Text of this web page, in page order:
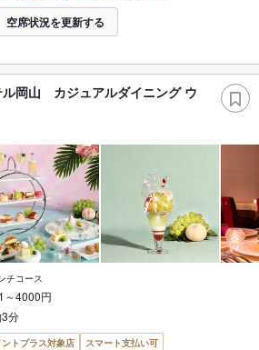
空席状況を更新する
岡山 カジュアルダイニング ウ
チコース
～4000円
分
トプラス対象店 スマート支払い可